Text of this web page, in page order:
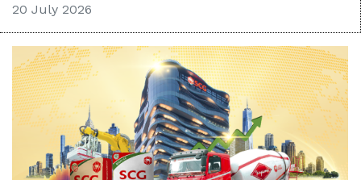
20 July 2026